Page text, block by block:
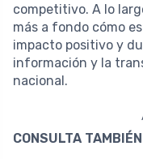
competitivo. A lo
más a fondo cómo
impacto positivo y
información y la
nacional.
CONSULTA